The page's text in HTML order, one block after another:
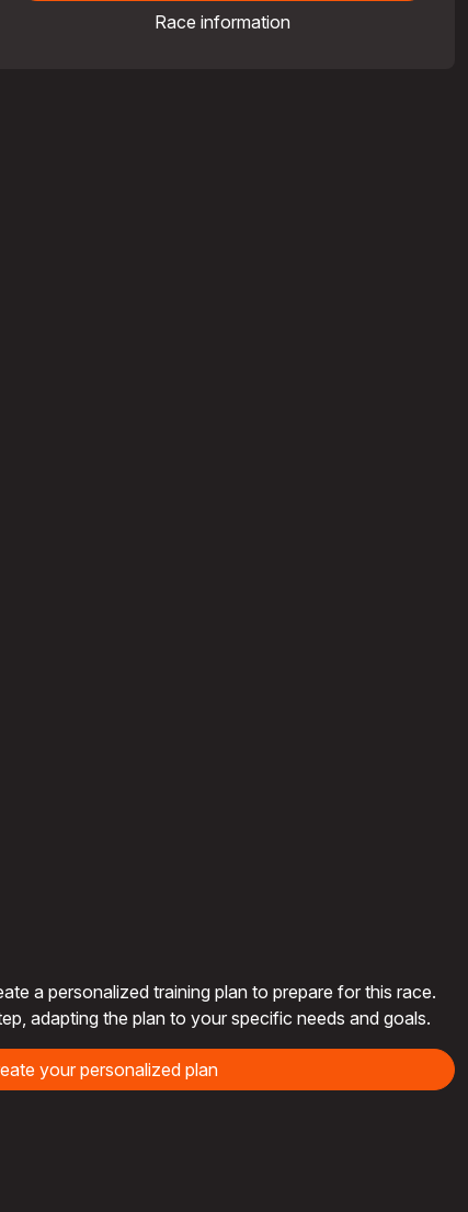
Race information
a personalized training plan to prepare for this race.
adapting the plan to your specific needs and goals.
your personalized plan